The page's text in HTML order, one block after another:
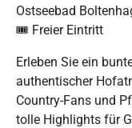
Ostseebad
🎟️ Freier Eintritt
Erleben Sie ein
authentischer
Country-Fans und
tolle Highlights für